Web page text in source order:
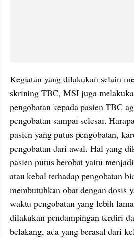
Kegiatan yang dilakukan selain
skrining TBC, MSI juga
pengobatan kepada pasien TBC
pengobatan sampai selesai.
pasien yang putus pengobatan,
pengobatan dari awal. Hal yang
pasien putus berobat yaitu
atau kebal terhadap pengobatan
membutuhkan obat dengan dosis
waktu pengobatan yang lebih
dilakukan pendampingan terdiri
belakang, ada yang berasal dari